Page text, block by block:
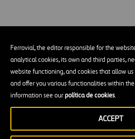
Ferrovial, the editor responsible for the
analytical cookies, its own and third parties,
website functioning, and cookies that allow
and offer you various functionalities within
information see ourpolítica de cookies.
ACCEPT
Etiquetas
Construcción Agua Aguas
Estación de depuración de aguas
Estación de depuración de aguas